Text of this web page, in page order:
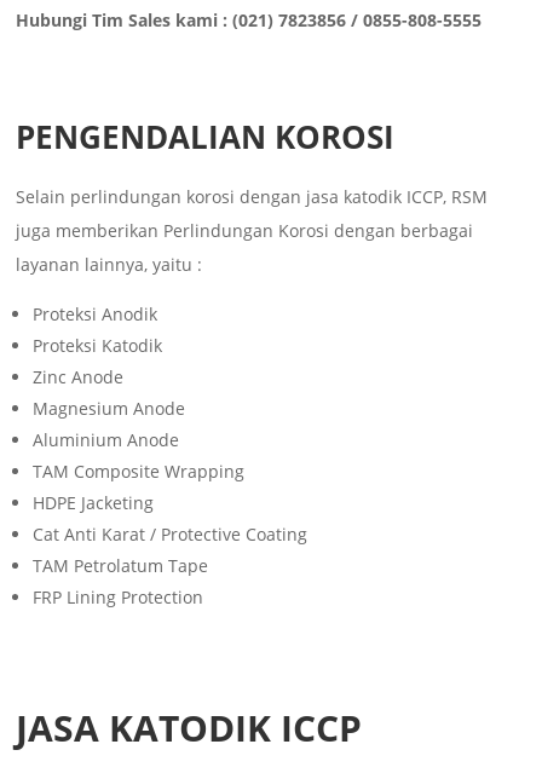
Hubungi Tim Sales kami : (021) 7823856 / 0855-808-5555
PENGENDALIAN KOROSI
Selain perlindungan korosi dengan jasa katodik ICCP, RSM
juga memberikan Perlindungan Korosi dengan berbagai
layanan lainnya, yaitu :
Proteksi Anodik
Proteksi Katodik
Zinc Anode
Magnesium Anode
Aluminium Anode
TAM Composite Wrapping
HDPE Jacketing
Cat Anti Karat / Protective Coating
TAM Petrolatum Tape
FRP Lining Protection
JASA KATODIK ICCP